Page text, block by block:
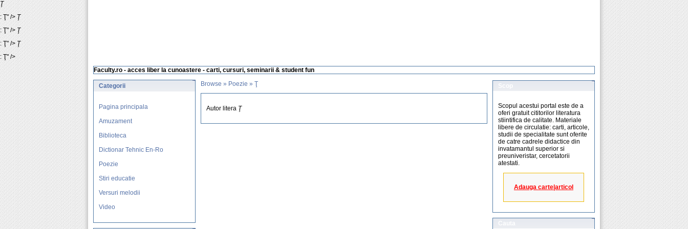
Ţ
: Ţ" />Ţ
: Ţ" />Ţ
: Ţ" />Ţ
: Ţ" />
Faculty.ro - acces liber la cunoastere - carti, cursuri, seminarii & student fun
Categorii
Pagina principala
Amuzament
Biblioteca
Dictionar Tehnic En-Ro
Poezie
Stiri educatie
Versuri melodii
Video
Browse » Poezie » Ţ
Autor litera Ţ
Scop
Scopul acestui portal este de a
oferi gratuit cititorilor literatura
stiintifica de calitate. Materiale
libere de circulatie: carti, articole,
studii de specialitate sunt oferite
de catre cadrele didactice din
invatamantul superior si
preuniveristar, cercetatorii
atestati.
Adauga carte|articol
Cauta